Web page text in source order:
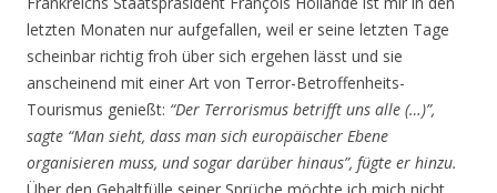
letzten Monaten nur aufgefallen, weil er seine letzten Tage
scheinbar richtig froh über sich ergehen lässt und sie
anscheinend mit einer Art von Terror-Betroffenheits-
Tourismus genießt: “Der Terrorismus betrifft uns alle (…)”,
sagte “Man sieht, dass man sich europäischer Ebene
organisieren muss, und sogar darüber hinaus”, fügte er hinzu.